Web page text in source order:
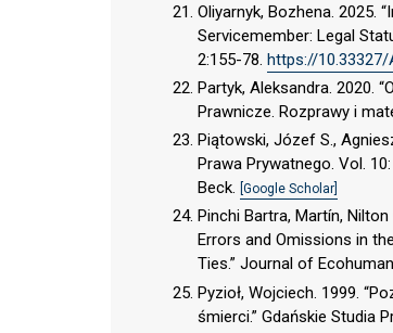
Oliyarnyk, Bozhena. 2025.
Servicemember: Legal
2:155-78. https://10.33327/
Partyk, Aleksandra. 2020.
Prawnicze. Rozprawy i
Piątowski, Józef S.,
Prawa Prywatnego. Vol.
Beck. [Google Scholar]
Pinchi Bartra, Martín,
Errors and Omissions in
Ties.” Journal of
Pyzioł, Wojciech. 1999.
śmierci.” Gdańskie Studia